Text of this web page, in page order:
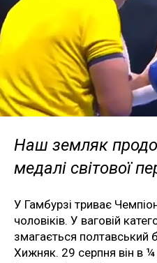
Наш земляк
медалі світової
У Гамбурзі триває
чоловіків. У ваговій
змагається полтавський
Хижняк. 29 серпня він в ¼